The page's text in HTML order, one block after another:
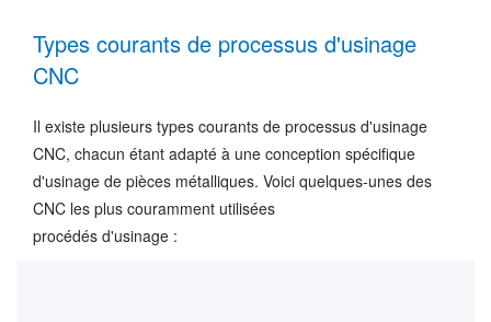
Types courants de processus d'usinage
CNC
Il existe plusieurs types courants de processus d'usinage
CNC, chacun étant adapté à une conception spécifique
d'usinage de pièces métalliques. Voici quelques-unes des
CNC les plus couramment utilisées
procédés d'usinage :